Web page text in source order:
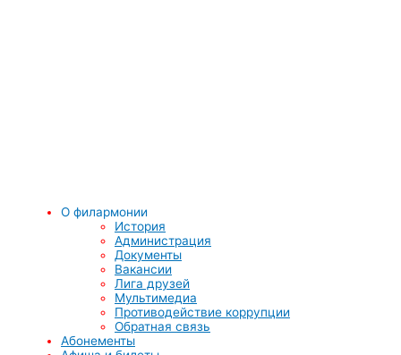
О филармонии
История
Администрация
Документы
Вакансии
Лига друзей
Мультимедиа
Противодействие коррупции
Обратная связь
Абонементы